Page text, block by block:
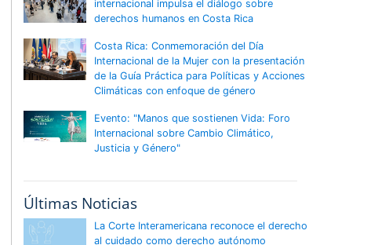
internacional impulsa el diálogo sobre
derechos humanos en Costa Rica
Costa Rica: Conmemoración del Día
Internacional de la Mujer con la presentación
de la Guía Práctica para Políticas y Acciones
Climáticas con enfoque de género
Evento: "Manos que sostienen Vida: Foro
Internacional sobre Cambio Climático,
Justicia y Género"
Últimas Noticias
La Corte Interamericana reconoce el derecho
al cuidado como derecho autónomo